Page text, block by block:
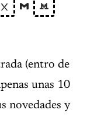
(entro de
unas 10
novedades y